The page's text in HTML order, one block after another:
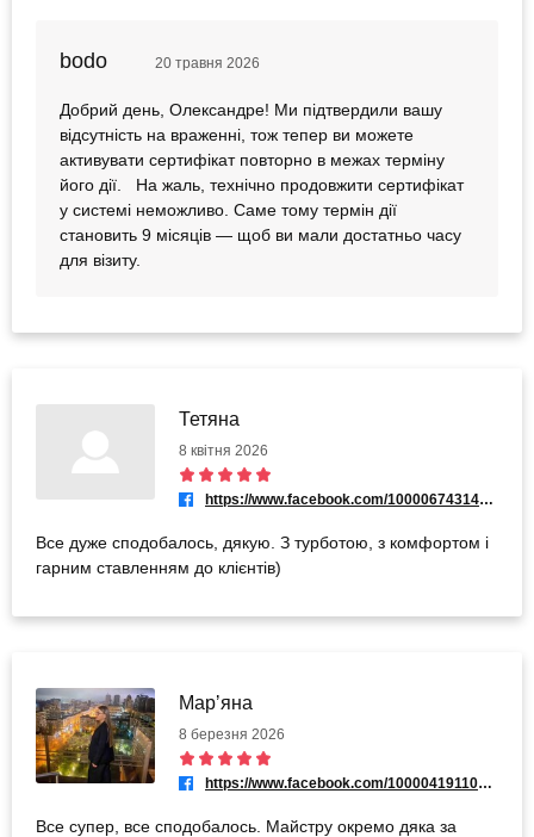
bodo 20 травня 2026
Добрий день, Олександре! Ми підтвердили вашу
відсутність на враженні, тож тепер ви можете
активувати сертифікат повторно в межах терміну
його дії. На жаль, технічно продовжити сертифікат
у системі неможливо. Саме тому термін дії
становить 9 місяців — щоб ви мали достатньо часу
для візиту.
Тетяна
8 квітня 2026
https://www.facebook.com/100006743145461
Все дуже сподобалось, дякую. З турботою, з комфортом і
гарним ставленням до клієнтів)
Марʼяна
8 березня 2026
https://www.facebook.com/100004191104122
Все супер, все сподобалось. Майстру окремо дяка за